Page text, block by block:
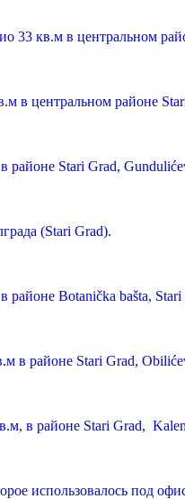
33 кв.м в центральном
в центральном районе
районе Stari Grad,
(Stari Grad).
районе Botanička bašta, Stari
в районе Stari Grad,
в районе Stari Grad,
использовалось под